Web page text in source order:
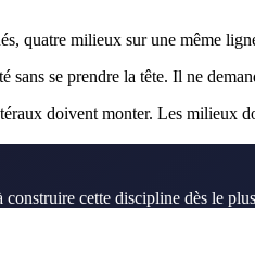
quatre milieux sur une même
se prendre la tête. Il ne
doivent monter. Les
cette discipline dès le